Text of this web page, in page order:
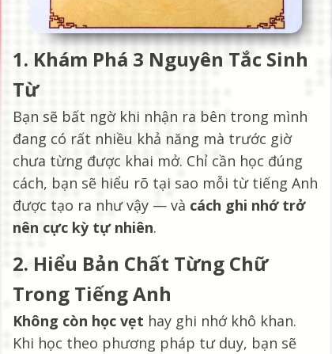
1. Khám Phá 3 Nguyên Tắc Sinh
Từ
Bạn sẽ bất ngờ khi nhận ra bên trong mình
đang có rất nhiều khả năng mà trước giờ
chưa từng được khai mở. Chỉ cần học đúng
cách, bạn sẽ hiểu rõ tại sao mỗi từ tiếng Anh
được tạo ra như vậy — và cách ghi nhớ trở
nên cực kỳ tự nhiên.
2. Hiểu Bản Chất Từng Chữ
Trong Tiếng Anh
Không còn học vẹt hay ghi nhớ khô khan.
Khi học theo phương pháp tư duy, bạn sẽ